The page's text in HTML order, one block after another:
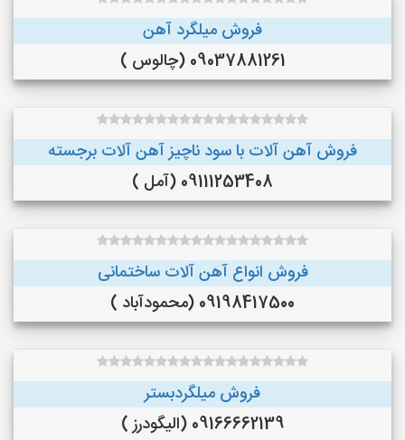
فروش میلگرد آهن
09037881261 (چالوس )
فروش آهن آلات با سود ناچیز آهن آلات برجسته
09111253408 (آمل )
فروش انواع آهن آلات ساختمانی
09198417500 (محمودآباد )
فروش میلگردبستر
09166662139 (الیگودرز )